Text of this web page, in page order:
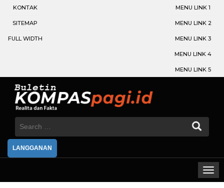
KONTAK
SITEMAP
FULL WIDTH
MENU LINK 1
MENU LINK 2
MENU LINK 3
MENU LINK 4
MENU LINK 5
Search
LANGGANAN